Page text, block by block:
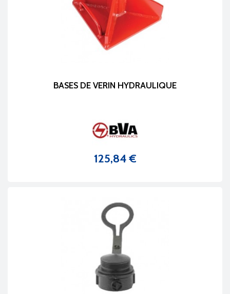
BASES DE VERIN HYDRAULIQUE
Prix
125,84 €